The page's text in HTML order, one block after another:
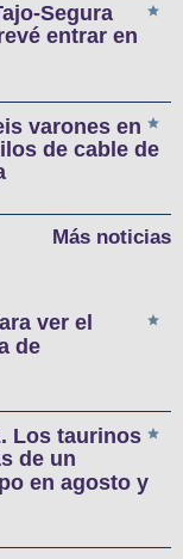
Segura
entrar en
varones en
de cable de
Más noticias
ver el
de
Los taurinos
de un
en agosto y